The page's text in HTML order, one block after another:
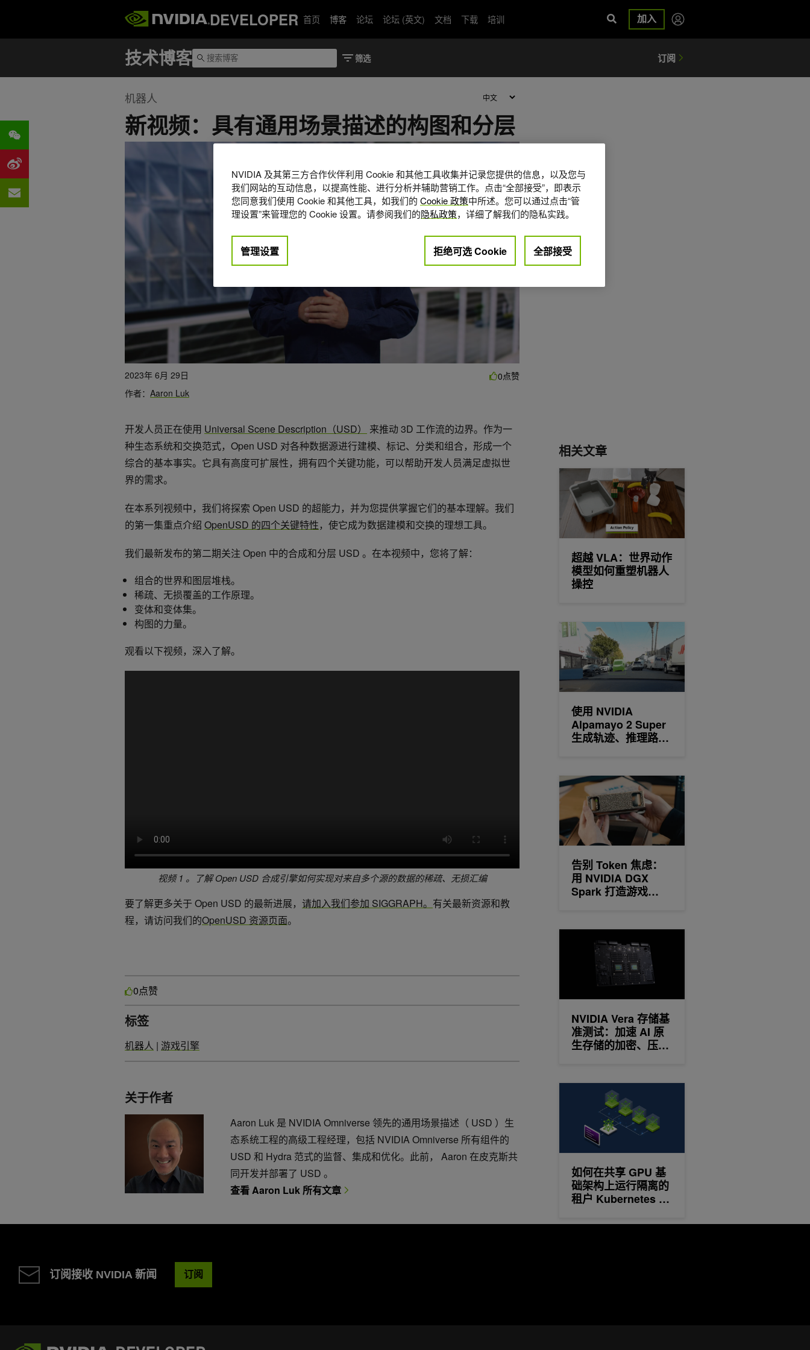
DEVELOPER 首页 博客 论坛 论坛 (英文) 文档 下载 培训 加入
机器人
新视频：具有通用场景描述的构图和分层
2023年 6月 29日
作者： Aaron Luk
0点赞
开发人员正在使用 Universal Scene Description（USD）
来推动 3D 工作流的边界。作为一
种生态系统和交换范式，Open USD 对各种数据源进行建模、标记、分类和组合，形成一个
综合的基本事实。它具有高度可扩展性，拥有四个关键功能，可以帮助开发人员满足虚拟世
界的需求。
在本系列视频中，我们将探索 Open USD 的超能力，并为您提供掌握它们的基本理解。我们
的第一集重点介绍 OpenUSD 的四个关键特性，使它成为数据建模和交换的理想工具。
我们最新发布的第二期关注 Open 中的合成和分层 USD 。在本视频中，您将了解：
组合的世界和图层堆栈。
稀疏、无损覆盖的工作原理。
变体和变体集。
构图的力量。
观看以下视频，深入了解。
视频 1 。了解 Open USD 合成引擎如何实现对来自多个源的数据的稀疏、无损汇编
要了解更多关于 Open USD 的最新进展， 请加入我们参加 SIGGRAPH。 有关最新资源和教
程，请访问我们的OpenUSD 资源页面。
0点赞
标签
机器人 | 游戏引擎
关于作者
Aaron Luk 是 NVIDIA Omniverse 领先的通用场景描述（ USD ）生
态系统工程的高级工程经理，包括 NVIDIA Omniverse 所有组件的
USD 和 Hydra 范式的监督、集成和优化。此前， Aaron 在皮克斯共
同开发并部署了 USD 。
查看 Aaron Luk 所有文章
相关文章
超越 VLA：世界动作
模型如何重塑机器人
操控
超越 VLA：世界动作模型如何重塑机器人操控
使用 NVIDIA
Alpamayo 2 Super
生成轨迹、推理路径
使用 NVIDIA Alpamayo 2 Super 生成轨迹、推理路径和自动标
告别 Token 焦虑：
用 NVIDIA DGX
Spark 打造游戏
告别 Token 焦虑：用 NVIDIA DGX Spark 打造游戏 UGC 多智
NVIDIA Vera 存储基
准测试：加速 AI 原
生存储的加密、压
如何在共享 GPU 基
础架构上运行隔离的
租户 Kubernetes 集
如何在共享 GPU 基础架构上运行隔离的租户 Kubernetes 集群
订阅接收 NVIDIA 新闻 订阅
NVIDIA 及其第三方合作伙伴利用 Cookie 和其他工具收集并记录您提供的信息，以及您与
我们网站的互动信息，以提高性能、进行分析并辅助营销工作。点击“全部接受”，即表示
您同意我们使用 Cookie 和其他工具，如我们的 Cookie 政策中所述。您可以通过点击“管
理设置”来管理您的 Cookie 设置。请参阅我们的隐私政策，详细了解我们的隐私实践。
管理设置 拒绝可选 Cookie 全部接受